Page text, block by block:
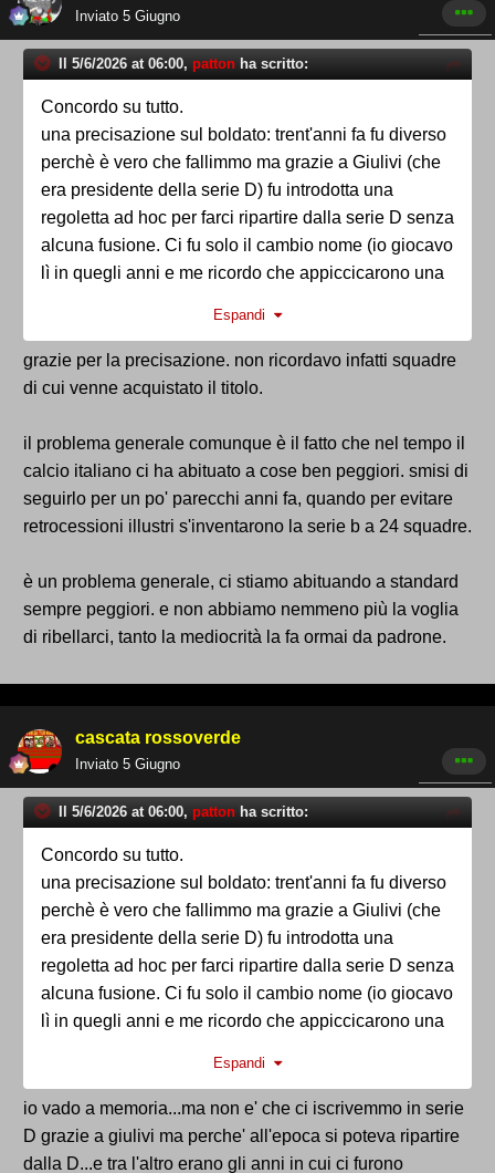
Inviato 5 Giugno
Il 5/6/2026 at 06:00, patton ha scritto:
Concordo su tutto.
una precisazione sul boldato: trent'anni fa fu diverso
perchè è vero che fallimmo ma grazie a Giulivi (che
era presidente della serie D) fu introdotta una
regoletta ad hoc per farci ripartire dalla serie D senza
alcuna fusione. Ci fu solo il cambio nome (io giocavo
lì in quegli anni e me ricordo che appiccicarono una
il nome completo per far rimanere solo ternana),
perchè il marchio era all'asta.
il tutto risolto dopo un paio d'anni quando fu ri-
Espandi
grazie per la precisazione. non ricordavo infatti squadre
di cui venne acquistato il titolo.
il problema generale comunque è il fatto che nel tempo il
calcio italiano ci ha abituato a cose ben peggiori. smisi di
seguirlo per un po' parecchi anni fa, quando per evitare
retrocessioni illustri s'inventarono la serie b a 24 squadre.
è un problema generale, ci stiamo abituando a standard
sempre peggiori. e non abbiamo nemmeno più la voglia
di ribellarci, tanto la mediocrità la fa ormai da padrone.
cascata rossoverde
Inviato 5 Giugno
Il 5/6/2026 at 06:00, patton ha scritto:
Concordo su tutto.
una precisazione sul boldato: trent'anni fa fu diverso
perchè è vero che fallimmo ma grazie a Giulivi (che
era presidente della serie D) fu introdotta una
regoletta ad hoc per farci ripartire dalla serie D senza
alcuna fusione. Ci fu solo il cambio nome (io giocavo
lì in quegli anni e me ricordo che appiccicarono una
il nome completo per far rimanere solo ternana),
perchè il marchio era all'asta.
il tutto risolto dopo un paio d'anni quando fu ri-
acquistato.
Espandi
io vado a memoria...ma non e' che ci iscrivemmo in serie
D grazie a giulivi ma perche' all'epoca si poteva ripartire
dalla D...e tra l'altro erano gli anni in cui ci furono